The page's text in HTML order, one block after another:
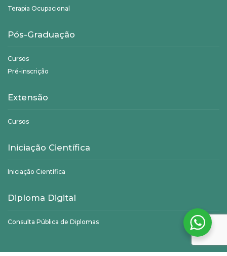
Terapia Ocupacional
Pós-Graduação
Cursos
Pré-inscrição
Extensão
Cursos
Iniciação Científica
Iniciação Científica
Diploma Digital
Consulta Pública de Diplomas